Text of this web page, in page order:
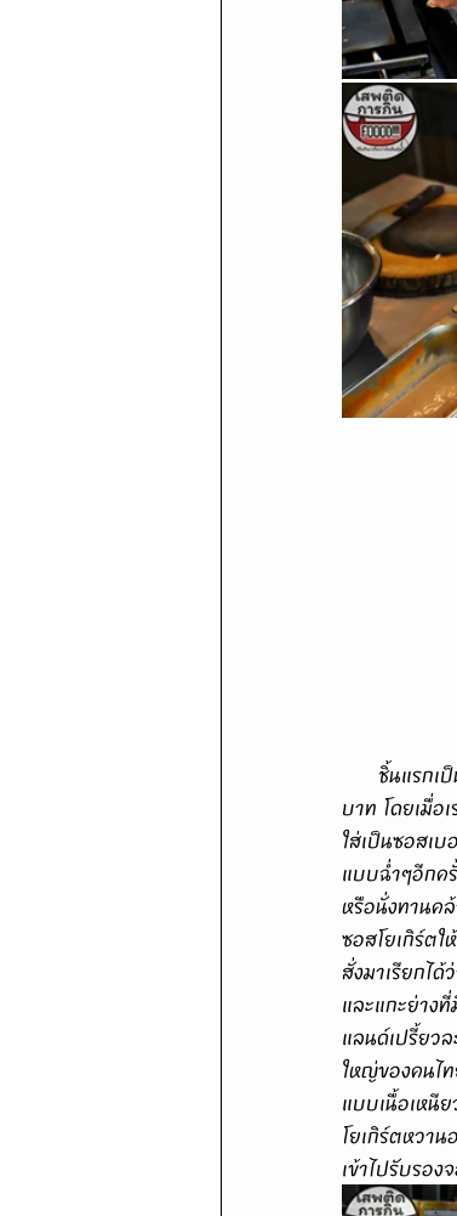
บาท โดยเมื่อ
ใส่เป็นซอสเ
แบบฉ่ำๆอีกค
หรือนั่งทานค
ซอสโยเกิร์ต
สั่งมาเรียกไ
และแกะย่าง
แลนด์เปรี้ยว
ใหญ่ของคนไ
แบบเนื้อเหนี
โยเกิร์ตหวา
เข้าไปรับรอ